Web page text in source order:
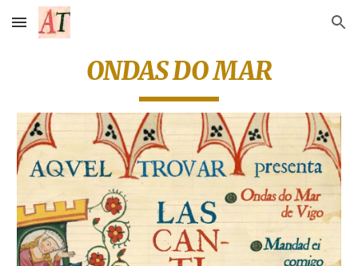
Skip to main content Skip to navigation
ONDAS DO MAR